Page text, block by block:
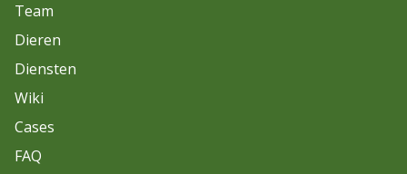
Team
Dieren
Diensten
Wiki
Cases
FAQ